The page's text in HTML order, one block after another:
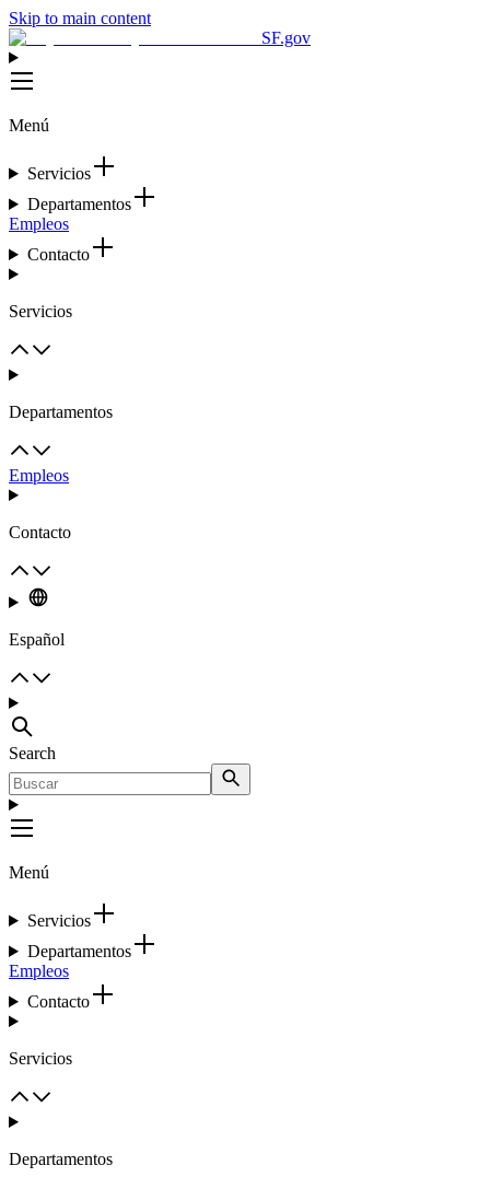
Skip to main content
SF.gov
Menú
Servicios
Departamentos
Empleos
Contacto
Servicios
Departamentos
Empleos
Contacto
Español
Search
Menú
Servicios
Departamentos
Empleos
Contacto
Servicios
Departamentos